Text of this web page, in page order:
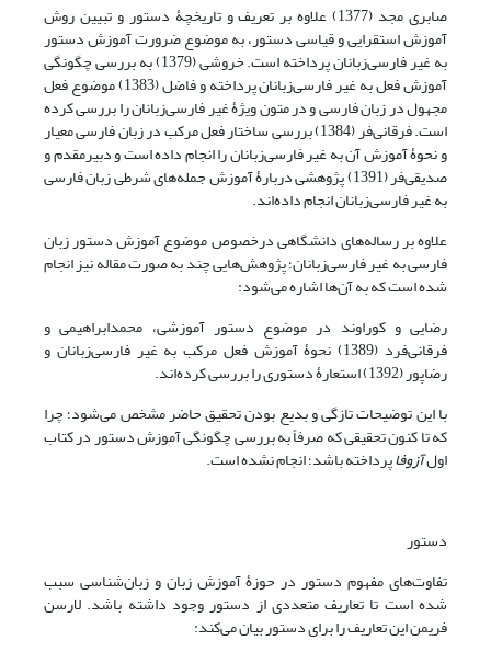
صابری مجد (1377) علاوه بر تعریف و تاریخچۀ دستور و تبیین روش
آموزش استقرایی و قیاسی دستور، به موضوع ضرورت آموزش دستور
به غیر فارسی‌زبانان پرداخته است. خروشی (1379) به بررسی چگونگی
آموزش فعل به غیر فارسی‌زبانان پرداخته و فاضل (1383) موضوع فعل
مجهول در زبان فارسی و در متون ویژۀ غیر فارسی‌زبانان را بررسی کرده
است. فرقانی‌فر (1384) بررسی ساختار فعل مرکب در زبان فارسی معیار
و نحوۀ آموزش آن به غیر فارسی‌زبانان را انجام داده است و دبیرمقدم و
صدیقی‌فر (1391) پژوهشی دربارۀ آموزش جمله‌های شرطی زبان فارسی
به غیر فارسی‌زبانان انجام داده‌اند.
علاوه بر رساله‌های دانشگاهی درخصوص موضوع آموزش دستور زبان
فارسی به غیر فارسی‌زبانان؛ پژوهش‌هایی چند به ‌صورت مقاله نیز انجام
شده است که به آن‌ها اشاره می‌شود:
رضایی و کوراوند در موضوع دستور آموزشی، محمدابراهیمی و
فرقانی‌فرد (1389) نحوۀ آموزش فعل مرکب به غیر فارسی‌زبانان و
رضاپور (1392) استعارۀ دستوری را بررسی کرده‌اند.
با این توضیحات تازگی و بدیع بودن تحقیق حاضر مشخص می‌شود؛ چرا
که تا کنون تحقیقی که صرفاً به بررسی چگونگی آموزش دستور در کتاب
اولآزوفاپرداخته باشد؛ انجام نشده است.
دستور
تفاوت‌های مفهوم دستور در حوزۀ آموزش زبان و زبان‌شناسی سبب
شده است تا تعاریف متعددی از دستور وجود داشته باشد. لارسن
فریمن این تعاریف را برای دستور بیان می‌کند: